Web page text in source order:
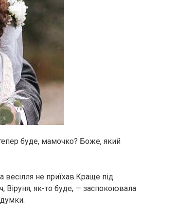
буде, мамочко? Боже, який
весілля не приїхав.Краще під
Віруня, як-то буде, — заспокоювала